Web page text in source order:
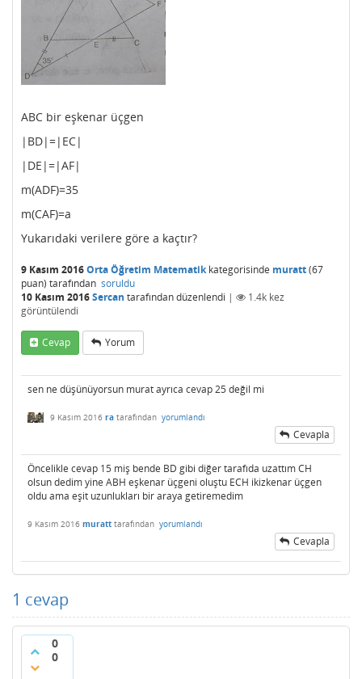
ABC bir eşkenar üçgen
|BD|=|EC|
|DE|=|AF|
m(ADF)=35
m(CAF)=a
Yukarıdaki verilere göre a kaçtır?
9 Kasım 2016Orta Öğretim Matematikkategorisinde muratt(67
puan) tarafından soruldu
10 Kasım 2016Sercan tarafındandüzenlendi | 1.4k kez
görüntülendi
Cevap Yorum
sen ne düşünüyorsun murat ayrıca cevap 25 değil mi
9 Kasım 2016 ra tarafından yorumlandı
Cevapla
Öncelikle cevap 15 miş bende BD gibi diğer tarafıda uzattım CH
olsun dedim yine ABH eşkenar üçgeni oluştu ECH ikizkenar üçgen
oldu ama eşit uzunlukları bir araya getiremedim
9 Kasım 2016 muratt tarafından yorumlandı
Cevapla
1 cevap
0
0